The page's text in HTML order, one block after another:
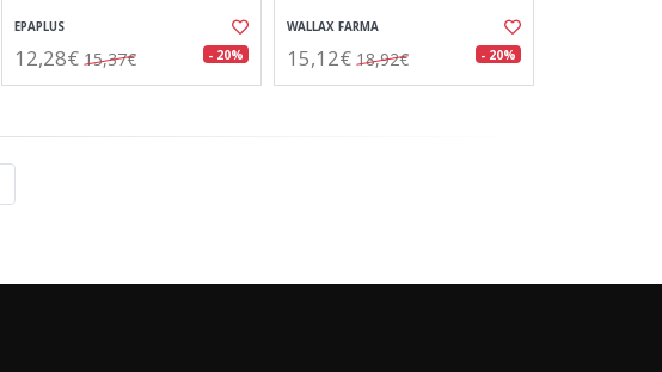
EPAPLUS
12,28€ 15,37€ - 20%
WALLAX FARMA
15,12€ 18,92€ - 20%